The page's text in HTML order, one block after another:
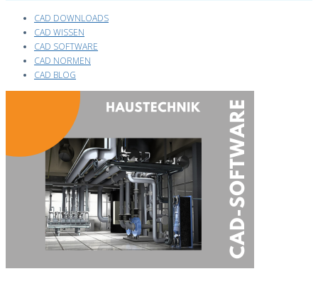
CAD DOWNLOADS
CAD WISSEN
CAD SOFTWARE
CAD NORMEN
CAD BLOG